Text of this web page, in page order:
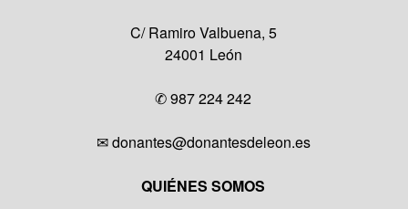
C/ Ramiro Valbuena, 5
24001 León
✆987 224 242
✉donantes@donantesdeleon.es
QUIÉNES SOMOS